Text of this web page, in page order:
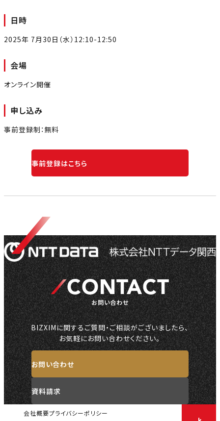
日時
2025年 7月30日（水）12:10-12:50
会場
オンライン開催
申し込み
事前登録制：無料
事前登録はこちら
CONTACT
お問い合わせ
BIZXIMに関するご質問・ご相談がございましたら、
お気軽にお問い合わせください。
お問い合わせ
資料請求
会社概要プライバシーポリシー